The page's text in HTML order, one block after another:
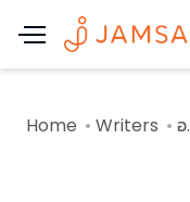
Home Writers